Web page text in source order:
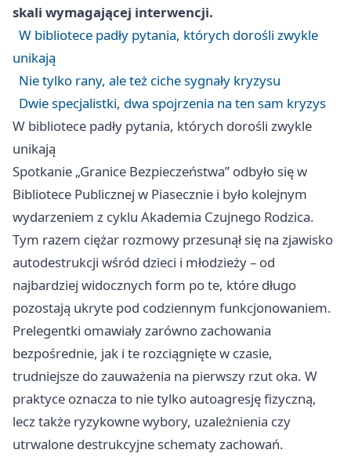
skali wymagającej interwencji.
W bibliotece padły pytania, których dorośli zwykle
unikają
Nie tylko rany, ale też ciche sygnały kryzysu
Dwie specjalistki, dwa spojrzenia na ten sam kryzys
W bibliotece padły pytania, których dorośli zwykle
unikają
Spotkanie „Granice Bezpieczeństwa” odbyło się w
Bibliotece Publicznej w Piasecznie i było kolejnym
wydarzeniem z cyklu Akademia Czujnego Rodzica.
Tym razem ciężar rozmowy przesunął się na zjawisko
autodestrukcji wśród dzieci i młodzieży – od
najbardziej widocznych form po te, które długo
pozostają ukryte pod codziennym funkcjonowaniem.
Prelegentki omawiały zarówno zachowania
bezpośrednie, jak i te rozciągnięte w czasie,
trudniejsze do zauważenia na pierwszy rzut oka. W
praktyce oznacza to nie tylko autoagresję fizyczną,
lecz także ryzykowne wybory, uzależnienia czy
utrwalone destrukcyjne schematy zachowań.